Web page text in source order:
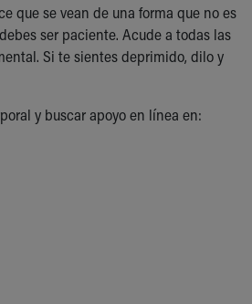
que se vean de una forma que no es
ser paciente. Acude a todas las
Si te sientes deprimido, dilo y
y buscar apoyo en línea en: